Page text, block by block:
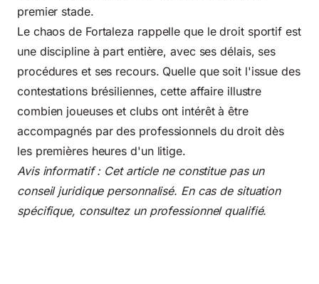
premier stade.
Le chaos de Fortaleza rappelle que le droit sportif est
une discipline à part entière, avec ses délais, ses
procédures et ses recours. Quelle que soit l'issue des
contestations brésiliennes, cette affaire illustre
combien joueuses et clubs ont intérêt à être
accompagnés par des professionnels du droit dès
les premières heures d'un litige.
Avis informatif : Cet article ne constitue pas un
conseil juridique personnalisé. En cas de situation
spécifique, consultez un professionnel qualifié.